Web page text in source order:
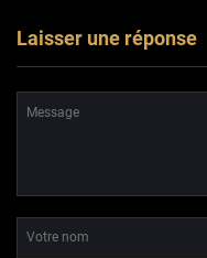
Laisser une réponse